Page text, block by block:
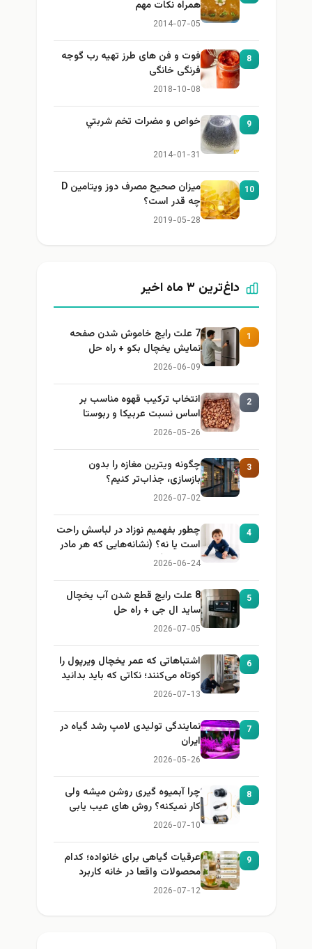
همراه نكات مهم
2014-07-05
8
فوت و فن های طرز تهیه رب گوجه
فرنگی خانگی
2018-10-08
9 خواص و مضرات تخم شربتي
2014-01-31
10
میزان صحیح مصرف دوز ویتامین D
چه قدر است؟
2019-05-28
داغ‌ترین ۳ ماه اخیر
1
7 علت رایج خاموش شدن صفحه
نمایش یخچال بکو + راه حل
2026-06-09
2
انتخاب ترکیب قهوه مناسب بر
اساس نسبت عربیکا و ربوستا
2026-05-26
3
چگونه ویترین مغازه را بدون
بازسازی، جذاب‌تر کنیم؟
2026-07-02
4
چطور بفهمیم نوزاد در لباسش راحت
است یا نه؟ (نشانه‌هایی که هر مادر
باید بداند)
2026-06-24
5
8 علت رایج قطع شدن آب یخچال
ساید ال جی + راه حل
2026-07-05
6
اشتباهاتی که عمر یخچال ویرپول را
کوتاه می‌کنند؛ نکاتی که باید بدانید
2026-07-13
7
نمایندگی تولیدی لامپ رشد گیاه در
ایران
2026-05-26
8
چرا آبمیوه گیری روشن میشه ولی
کار نمیکنه؟ روش های عیب یابی
2026-07-10
9
عرقیات گیاهی برای خانواده؛ کدام
محصولات واقعا در خانه کاربرد
دارند؟
2026-07-12